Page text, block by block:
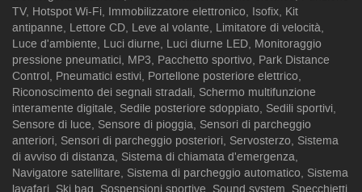
TV, Hotspot Wi-Fi, Immobilizzatore elettronico, Isofix, Kit
antipanne, Lettore CD, Leve al volante, Limitatore di velocità,
Luce d'ambiente, Luci diurne, Luci diurne LED, Monitoraggio
pressione pneumatici, MP3, Pacchetto sportivo, Park Distance
Control, Pneumatici estivi, Portellone posteriore elettrico,
Riconoscimento dei segnali stradali, Schermo multifunzione
interamente digitale, Sedile posteriore sdoppiato, Sedili sportivi,
Sensore di luce, Sensore di pioggia, Sensori di parcheggio
anteriori, Sensori di parcheggio posteriori, Servosterzo, Sistema
di avviso di distanza, Sistema di chiamata d'emergenza,
Navigatore satellitare, Sistema di parcheggio automatico, Sistema